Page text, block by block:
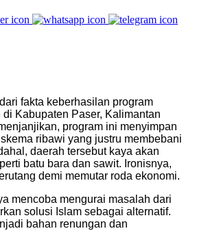
fakta keberhasilan program
Kabupaten Paser, Kalimantan
program ini menyimpan
ribawi yang justru membebani
daerah tersebut kaya akan
batu bara dan sawit. Ironisnya,
demi memutar roda ekonomi.
mencoba mengurai masalah dari
solusi Islam sebagai alternatif.
bahan renungan dan